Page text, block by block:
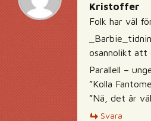
Kristoffer
Folk har väl
osannolikt att
Parallell –
”Kolla
”Nä, det är
Svara